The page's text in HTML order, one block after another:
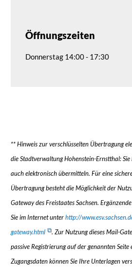
Öffnungszeiten
Donnerstag 14:00 - 17:30
** Hinweis zur verschlüsselten Übertragung
die Stadtverwaltung Hohenstein-Ernstthal:
auch elektronisch übermitteln. Für eine
Übertragung besteht die Möglichkeit der
Gateway des Freistaates Sachsen.
Sie im Internet unterhttp://
gateway.html
. Zur Nutzung dieses Mail-
passive Registrierung auf der genannten
Zugangsdaten können Sie Ihre Unterlagen